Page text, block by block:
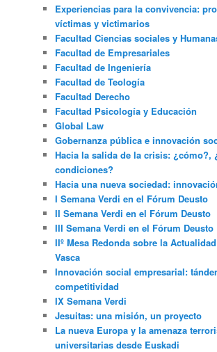
Experiencias para la convivencia:
víctimas y victimarios
Facultad Ciencias sociales y
Facultad de Empresariales
Facultad de Ingeniería
Facultad de Teología
Facultad Derecho
Facultad Psicología y Educación
Global Law
Gobernanza pública e innovación
Hacia la salida de la crisis: ¿cómo?,
condiciones?
Hacia una nueva sociedad:
I Semana Verdi en el Fórum Deusto
II Semana Verdi en el Fórum Deusto
III Semana Verdi en el Fórum Deusto
IIº Mesa Redonda sobre la
Vasca
Innovación social empresarial:
competitividad
IX Semana Verdi
Jesuitas: una misión, un proyecto
La nueva Europa y la amenaza
universitarias desde Euskadi